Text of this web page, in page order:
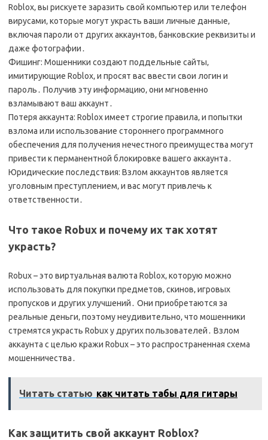
Roblox‚ вы рискуете заразить свой компьютер или телефон
вирусами‚ которые могут украсть ваши личные данные‚
включая пароли от других аккаунтов‚ банковские реквизиты и
даже фотографии․
Фишинг: Мошенники создают поддельные сайты‚
имитирующие Roblox‚ и просят вас ввести свои логин и
пароль․ Получив эту информацию‚ они мгновенно
взламывают ваш аккаунт․
Потеря аккаунта: Roblox имеет строгие правила‚ и попытки
взлома или использование стороннего программного
обеспечения для получения нечестного преимущества могут
привести к перманентной блокировке вашего аккаунта․
Юридические последствия: Взлом аккаунтов является
уголовным преступлением‚ и вас могут привлечь к
ответственности․
Что такое Robux и почему их так хотят
украсть?
Robux – это виртуальная валюта Roblox‚ которую можно
использовать для покупки предметов‚ скинов‚ игровых
пропусков и других улучшений․ Они приобретаются за
реальные деньги‚ поэтому неудивительно‚ что мошенники
стремятся украсть Robux у других пользователей․ Взлом
аккаунта с целью кражи Robux – это распространенная схема
мошенничества․
Читать статью как читать табы для гитары
Как защитить свой аккаунт Roblox?